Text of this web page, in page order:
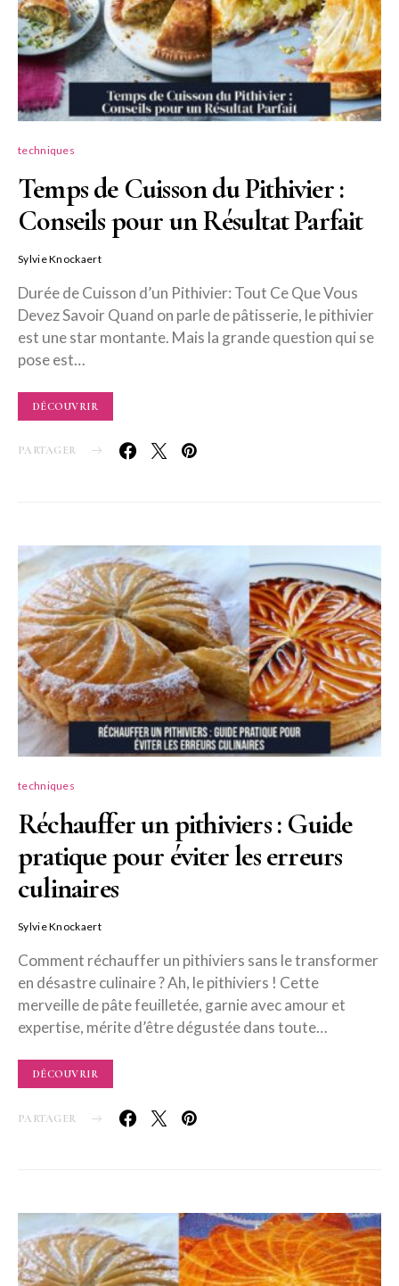
techniques
Temps de Cuisson du Pithivier :
Conseils pour un Résultat Parfait
Sylvie Knockaert
Durée de Cuisson d’un Pithivier: Tout Ce Que Vous
Devez Savoir Quand on parle de pâtisserie, le pithivier
est une star montante. Mais la grande question qui se
pose est…
DÉCOUVRIR
PARTAGER
techniques
Réchauffer un pithiviers : Guide
pratique pour éviter les erreurs
culinaires
Sylvie Knockaert
Comment réchauffer un pithiviers sans le transformer
en désastre culinaire ? Ah, le pithiviers ! Cette
merveille de pâte feuilletée, garnie avec amour et
expertise, mérite d’être dégustée dans toute…
DÉCOUVRIR
PARTAGER